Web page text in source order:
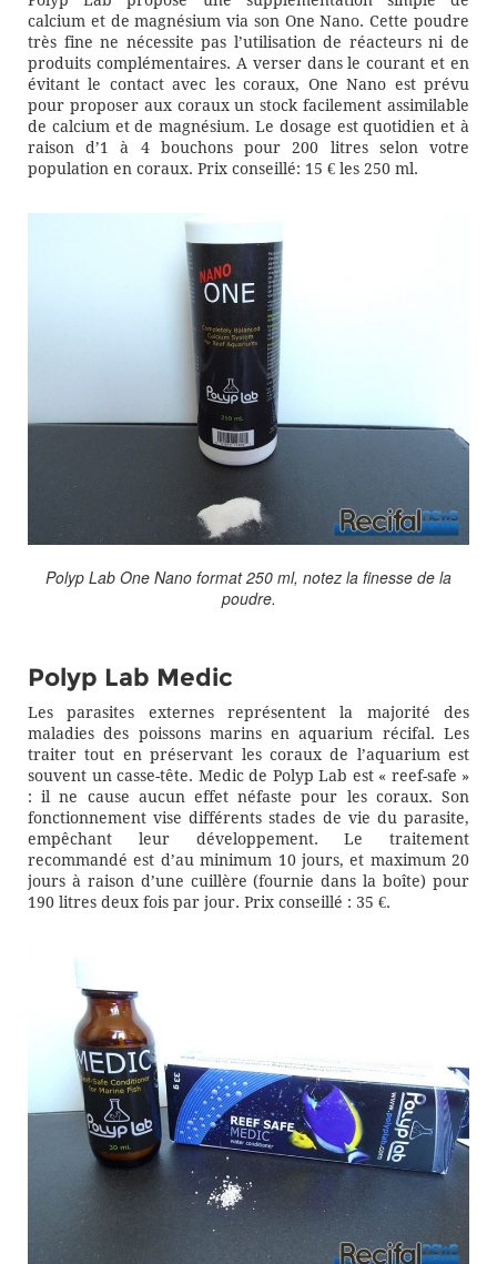
calcium et de magnésium via son One Nano. Cette poudre
très fine ne nécessite pas l’utilisation de réacteurs ni de
produits complémentaires. A verser dans le courant et en
évitant le contact avec les coraux, One Nano est prévu
pour proposer aux coraux un stock facilement assimilable
de calcium et de magnésium. Le dosage est quotidien et à
raison d’1 à 4 bouchons pour 200 litres selon votre
population en coraux. Prix conseillé: 15 € les 250 ml.
Polyp Lab One Nano format 250 ml, notez la finesse de la
poudre.
Polyp Lab Medic
Les parasites externes représentent la majorité des
maladies des poissons marins en aquarium récifal. Les
traiter tout en préservant les coraux de l’aquarium est
souvent un casse-tête. Medic de Polyp Lab est « reef-safe »
: il ne cause aucun effet néfaste pour les coraux. Son
fonctionnement vise différents stades de vie du parasite,
empêchant leur développement. Le traitement
recommandé est d’au minimum 10 jours, et maximum 20
jours à raison d’une cuillère (fournie dans la boîte) pour
190 litres deux fois par jour. Prix conseillé : 35 €.